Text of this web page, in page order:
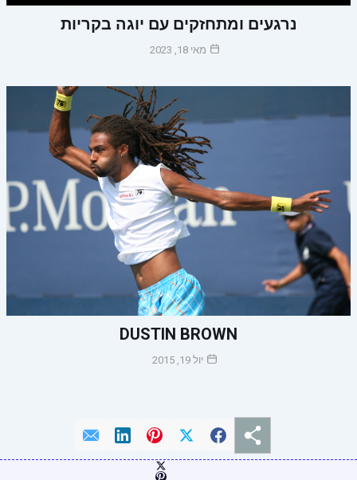
נרגעים ומתחזקים עם יוגה בקריות
מאי 18, 2023
DUSTIN BROWN
יול 19, 2015